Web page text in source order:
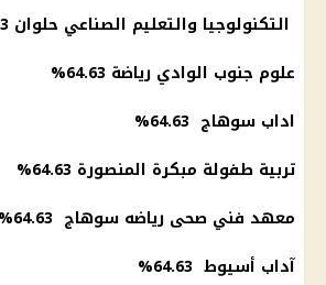
التكنولوجيا والتعليم الصناعي حلوان 64.63%
علوم جنوب الوادي رياضة
اداب سوهاج 64.63%
تربية طفولة مبكرة المنصورة 64.63%
معهد فني صحى رياضه سوهاج 64.63%
آداب أسيوط